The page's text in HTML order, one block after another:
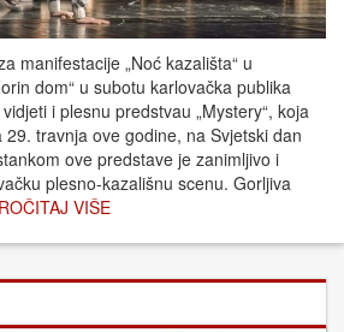
manifestacije „Noć kazališta“ u
dom“ u subotu karlovačka publika
i plesnu predstvau „Mystery“, koja
travnja ove godine, na Svjetski dan
ove predstave je zanimljivo i
plesno-kazališnu scenu. Gorljiva
VIŠE